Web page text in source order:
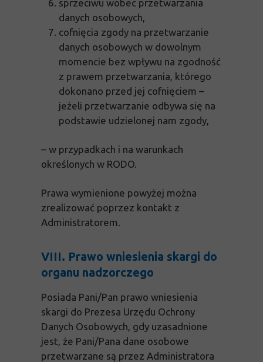
sprzeciwu wobec przetwarzania
danych osobowych,
cofnięcia zgody na przetwarzanie
danych osobowych w dowolnym
momencie bez wpływu na zgodność
z prawem przetwarzania, którego
dokonano przed jej cofnięciem –
jeżeli przetwarzanie odbywa się na
podstawie udzielonej nam zgody,
– w przypadkach i na warunkach
określonych w RODO.
Prawa wymienione powyżej można
zrealizować poprzez kontakt z
Administratorem.
VIII. Prawo wniesienia skargi do
organu nadzorczego
Posiada Pani/Pan prawo wniesienia
skargi do Prezesa Urzędu Ochrony
Danych Osobowych, gdy uzasadnione
jest, że Pani/Pana dane osobowe
przetwarzane są przez Administratora